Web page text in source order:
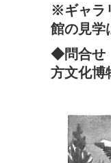
※ギャラ
館の見学
◆問合
方文化博